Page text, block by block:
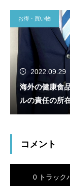
お得・買い物
2022.09.29
海外の健康食
ルの責任の所
コメント
0 トラック